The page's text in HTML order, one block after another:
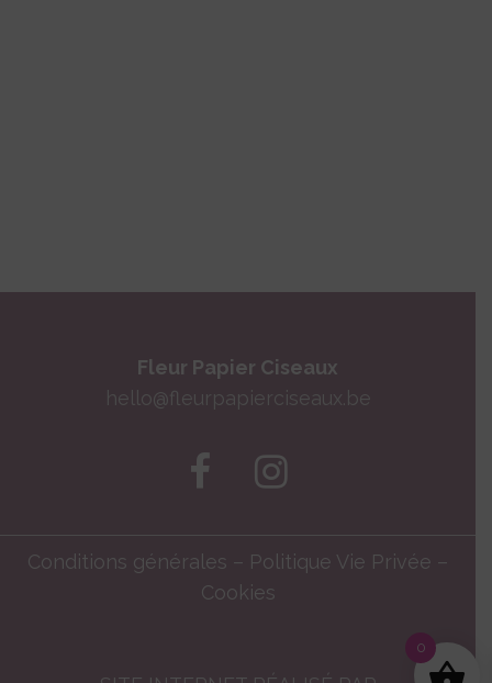
Fleur Papier Ciseaux
hello@fleurpapierciseaux.be
Conditions générales – Politique Vie Privée –
Cookies
0